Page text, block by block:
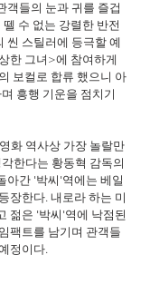
객들의 눈과 귀를 즐겁
수 없는 강렬한 반전
씬 스틸러에 등극할 예
한 그녀>에 참여하게
보컬로 합류 했으니 아
흥행 기운을 점치기
화 역사상 가장 놀랄만
한다는 황동혁 감독의
아간 '박씨'역에는 베일
장한다. 내로라 하는 미
젊은 '박씨'역에 낙점된
팩트를 남기며 관객들
정이다.